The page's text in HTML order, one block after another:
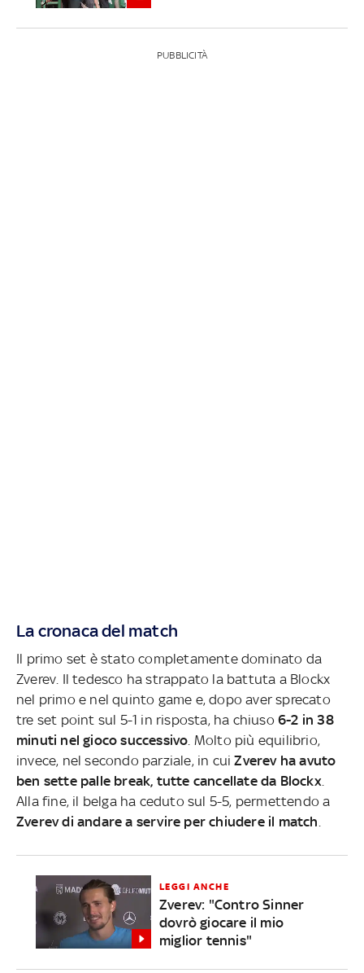
PUBBLICITÀ
La cronaca del match
Il primo set è stato completamente dominato da
Zverev. Il tedesco ha strappato la battuta a Blockx
nel primo e nel quinto game e, dopo aver sprecato
tre set point sul 5-1 in risposta, ha chiuso 6-2 in 38
minuti nel gioco successivo . Molto più equilibrio,
invece, nel secondo parziale, in cuiZverev ha avuto
ben sette palle break, tutte cancellate da Blockx.
Alla fine, il belga ha ceduto sul 5-5, permettendo a
Zverev di andare a servire per chiudere il match
LEGGI ANCHE
Zverev: "Contro Sinner
dovrò giocare il mio
miglior tennis"